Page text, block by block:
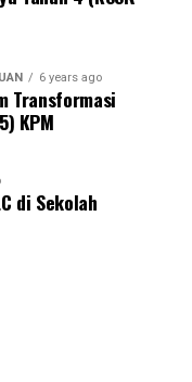
6 years ago
Transformasi
KPM
di Sekolah